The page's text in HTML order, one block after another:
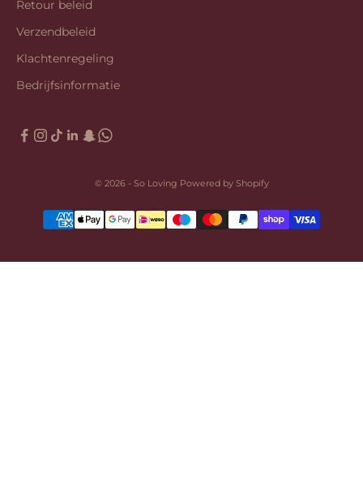
Retour beleid
Verzendbeleid
Klachtenregeling
Bedrijfsinformatie
© 2026 - So Loving Powered by Shopify